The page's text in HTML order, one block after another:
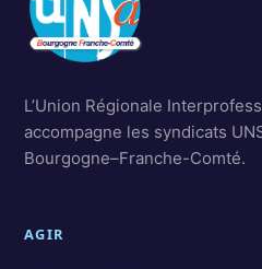
L’Union Régionale
accompagne les syndicats
Bourgogne–Franche-Comté.
AGIR